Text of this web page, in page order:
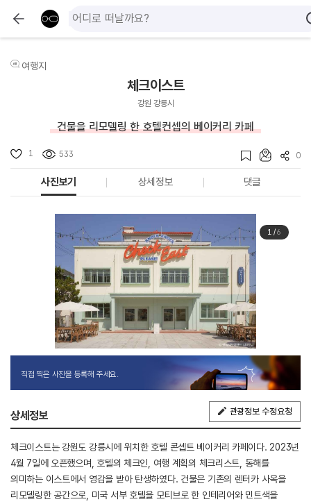
여행지
체크이스트
강원 강릉시
건물을 리모델링 한 호텔컨셉의 베이커리 카페
1 533 0
사진보기 상세정보 댓글
1/6
직접 찍은 사진을 등록해 주세요.
상세정보 관광정보 수정요청
체크이스트는 강원도 강릉시에 위치한 호텔 콘셉트 베이커리 카페이다. 2023년
4월 7일에 오픈했으며, 호텔의 체크인, 여행 계획의 체크리스트, 동해를
의미하는 이스트에서 영감을 받아 탄생하였다. 건물은 기존의 렌터카 사옥을
리모델링한 공간으로, 미국 서부 호텔을 모티브로 한 인테리어와 민트색을